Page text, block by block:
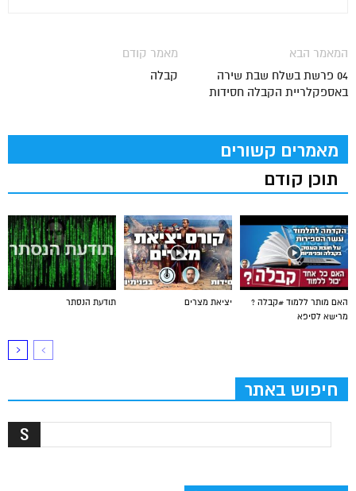
מאמר קודם
קבלה
המאמר הבא
04 פרשת בשלח שבת שירה
באספקלריית הקבלה חסידות
מאמרים קשורים
תוכן קודם
תודעת הנסתר יציאת מצרים
האם מותר ללמוד #קבלה ?
מרישא לסיפא
חיפוש באתר